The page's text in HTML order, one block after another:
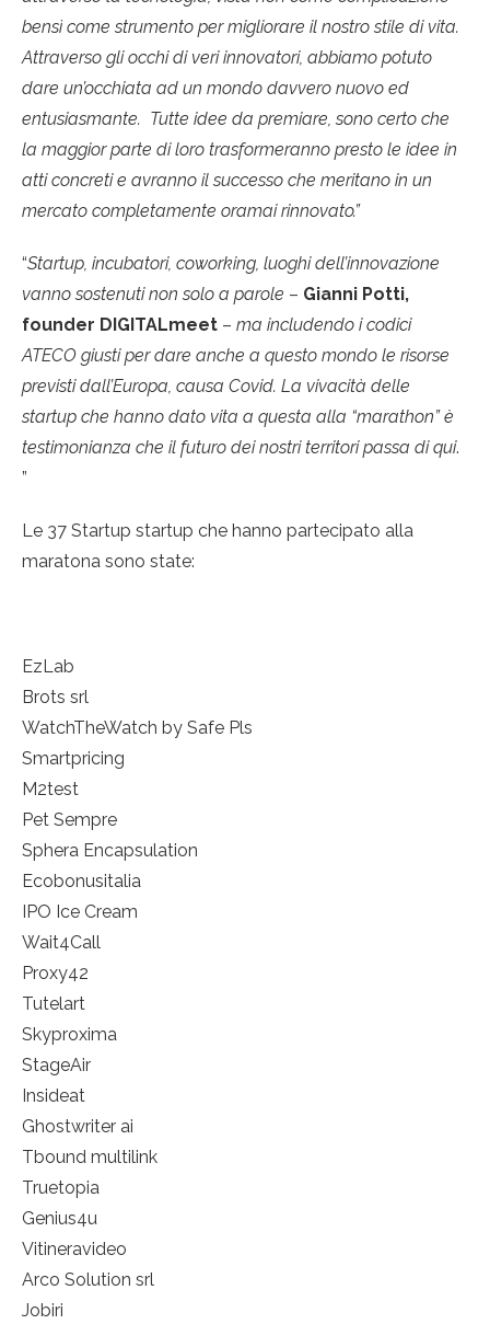
bensì come strumento per migliorare il nostro stile di vita.
Attraverso gli occhi di veri innovatori, abbiamo potuto
dare un’occhiata ad un mondo davvero nuovo ed
entusiasmante. Tutte idee da premiare, sono certo che
la maggior parte di loro trasformeranno presto le idee in
atti concreti e avranno il successo che meritano in un
mercato completamente oramai rinnovato.”
“Startup, incubatori, coworking, luoghi dell’innovazione
vanno sostenuti non solo a parole – Gianni Potti,
founder DIGITALmeet – ma includendo i codici
ATECO giusti per dare anche a questo mondo le risorse
previsti dall’Europa, causa Covid. La vivacità delle
startup che hanno dato vita a questa alla “marathon” è
testimonianza che il futuro dei nostri territori passa di qui.
”
Le 37 Startup startup che hanno partecipato alla
maratona sono state:
EzLab
Brots srl
WatchTheWatch by Safe Pls
Smartpricing
M2test
Pet Sempre
Sphera Encapsulation
Ecobonusitalia
IPO Ice Cream
Wait4Call
Proxy42
Tutelart
Skyproxima
StageAir
Insideat
Ghostwriter ai
Tbound multilink
Truetopia
Genius4u
Vitineravideo
Arco Solution srl
Jobiri